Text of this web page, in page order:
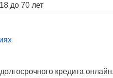
до 70 лет
кредита